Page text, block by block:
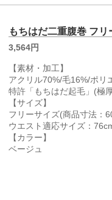
もちはだ二重腹巻 フリ
3,564円
【素材・加工】
アクリル70%/毛16%/ポリ
特許「もちはだ起毛」(極
【サイズ】
フリーサイズ(商品寸法：
ウエスト適応サイズ：
【カラー】
ベージュ